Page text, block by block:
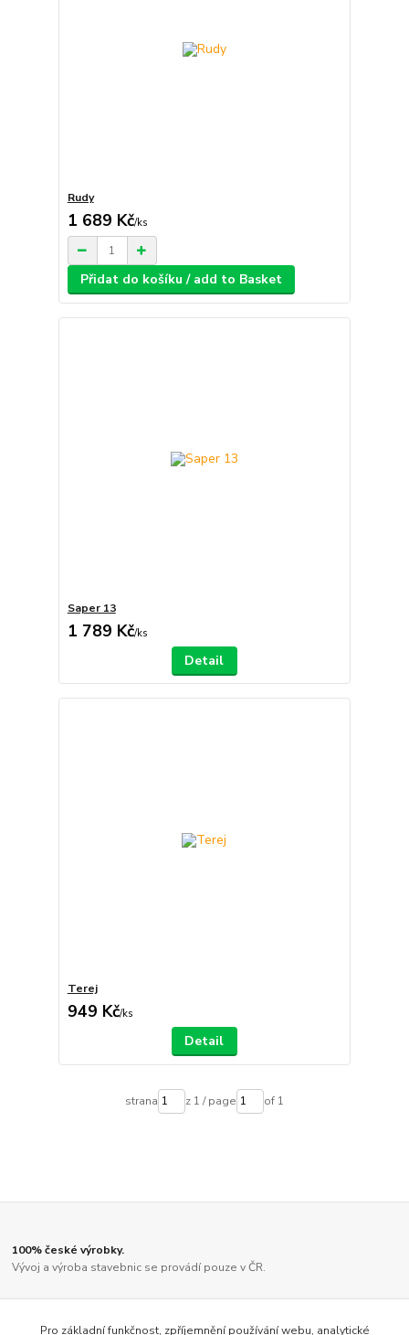
Rudy
1 689 Kč/ks
Přidat do košíku / add to Basket
Saper 13
1 789 Kč/ks
Detail
Terej
949 Kč/ks
Detail
strana z 1 / page of 1
100% české výrobky.
Vývoj a výroba stavebnic se provádí pouze v ČR.
Ne činskou lampičkou, jako u většiny ostatních výrobců.
Pro základní funkčnost, zpříjemnění používání webu, analytické